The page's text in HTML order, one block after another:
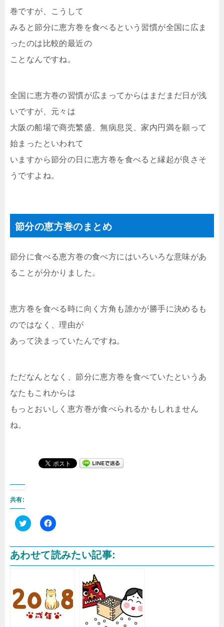
巻ですが、こうして
みると節分に恵方巻を食べるという習慣が全国に広ま
ったのは比較的最近の
ことなんですね。
全国に恵方巻の習慣が広まってからはまだまだ日が浅
いですが、元々は
大阪の船場で商売繁盛、無病息災、家内円満を願って
始まったといわれて
いますから節分の日に恵方巻を食べると縁起が良さそ
うですよね。
節分の恵方巻のまとめ
節分に食べる恵方巻の食べ方にはいろいろな意味があ
ることが分かりました。
恵方巻を食べる時に向く方角も誰かが勝手に決めるも
のではなく、理由が
あって決まっていたんですね。
ただなんとなく、節分に恵方巻を食べていたというあ
なたもこれからは
もっとおいしく恵方巻が食べられるかもしれません
ね。
共有:
ク
ク
し
て
t
t
e
r
F
e
b
o
共
有
す
る
に
は
あわせて読みたい記事: